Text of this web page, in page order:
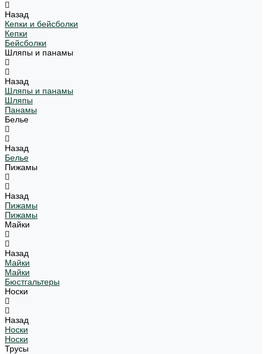
Назад
Кепки и бейсболки
Кепки
Бейсболки
Шляпы и панамы
Назад
Шляпы и панамы
Шляпы
Панамы
Белье
Назад
Белье
Пижамы
Назад
Пижамы
Пижамы
Майки
Назад
Майки
Майки
Бюстгальтеры
Носки
Назад
Носки
Носки
Трусы